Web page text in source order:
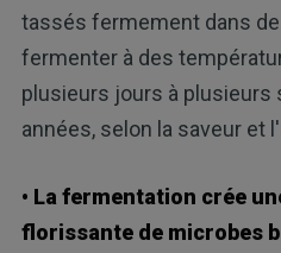
tassés fermement dans
fermenter à des
plusieurs jours à plusieurs
années, selon la saveur et
• La fermentation crée
florissante de microbes